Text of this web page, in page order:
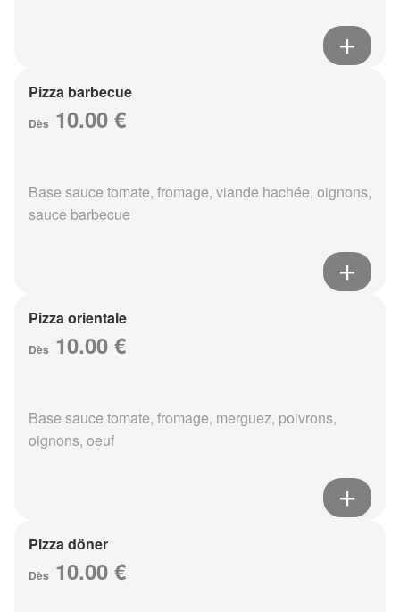
Pizza barbecue
Dès 10.00 €
Base sauce tomate, fromage, viande hachée, oignons,
sauce barbecue
Pizza orientale
Dès 10.00 €
Base sauce tomate, fromage, merguez, poivrons,
oignons, oeuf
Pizza döner
Dès 10.00 €